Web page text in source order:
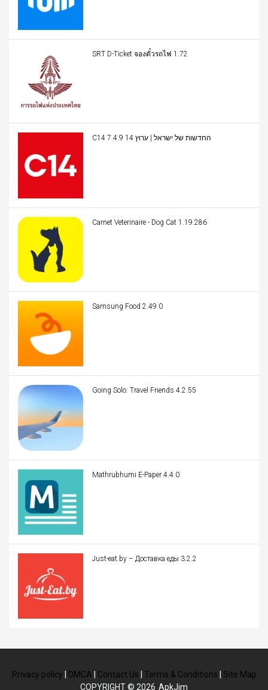
SRT D-Ticket จองตั๋วรถไฟ 1.72
C14 החדשות של ישראל | ערוץ 14 7.4.9
Carnet Veterinaire - Dog Cat 1.19.286
Samsung Food 2.49.0
Going Solo: Travel Friends 4.2.55
Mathrubhumi E-Paper 4.4.0
Just-eat.by – Доставка еды 3.2.2
Privacy policy DMCA Contact Us Terms & Conditions
Site Map
COPYRIGHT © 2026 ApkJim